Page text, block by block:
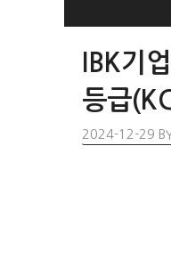
IBK기
등급
2024-12-29